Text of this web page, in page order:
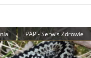
PAP - Serwis Zdrowie